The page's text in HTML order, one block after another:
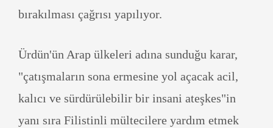
bırakılması çağrısı yapılıyor.
Ürdün'ün Arap ülkeleri adına sunduğu karar,
"çatışmaların sona ermesine yol açacak acil,
kalıcı ve sürdürülebilir bir insani ateşkes"in
yanı sıra Filistinli mültecilere yardım etmek